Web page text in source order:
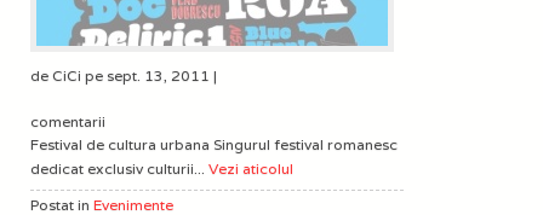
de CiCi pe sept. 13, 2011 |
comentarii
Festival de cultura urbana Singurul festival romanesc
dedicat exclusiv culturii... Vezi aticolul
Postat in Evenimente